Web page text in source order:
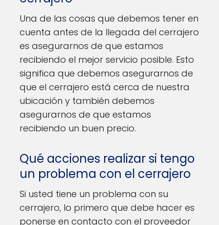
Una de las cosas que debemos tener en
cuenta antes de la llegada del cerrajero
es asegurarnos de que estamos
recibiendo el mejor servicio posible. Esto
significa que debemos asegurarnos de
que el cerrajero está cerca de nuestra
ubicación y también debemos
asegurarnos de que estamos
recibiendo un buen precio.
Qué acciones realizar si tengo
un problema con el cerrajero
Si usted tiene un problema con su
cerrajero, lo primero que debe hacer es
ponerse en contacto con el proveedor